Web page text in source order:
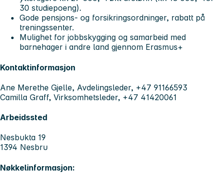
30 studiepoeng).
Gode pensjons- og forsikringsordninger, rabatt på
treningssenter.
Mulighet for jobbskygging og samarbeid med
barnehager i andre land gjennom Erasmus+
Kontaktinformasjon
Ane Merethe Gjelle, Avdelingsleder, +47 91166593
Camilla Graff, Virksomhetsleder, +47 41420061
Arbeidssted
Nesbukta 19
1394 Nesbru
Nøkkelinformasjon: